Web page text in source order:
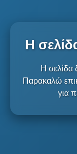
Η
Η σελίδα
Παρακαλώ
για